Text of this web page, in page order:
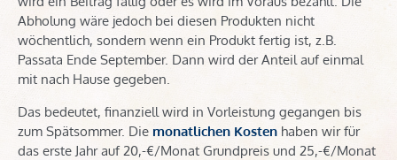
Abholung wäre jedoch bei diesen Produkten nicht
wöchentlich, sondern wenn ein Produkt fertig ist, z.B.
Passata Ende September. Dann wird der Anteil auf einmal
mit nach Hause gegeben.
Das bedeutet, finanziell wird in Vorleistung gegangen bis
zum Spätsommer. Die monatlichen Kosten haben wir für
das erste Jahr auf 20,-€/Monat Grundpreis und 25,-€/Monat